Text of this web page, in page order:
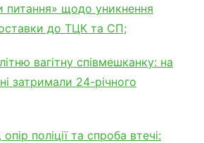
питання» щодо уникнення
до ТЦК та СП;
вагітну співмешканку: на
затримали 24-річного
поліції та спроба втечі: